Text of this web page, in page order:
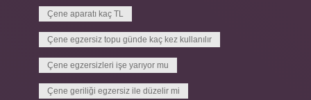
Çene aparatı kaç TL
Çene egzersiz topu günde kaç kez kullanılır
Çene egzersizleri işe yarıyor mu
Çene geriliği egzersiz ile düzelir mi